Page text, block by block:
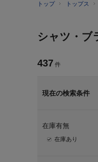
トップ トップス
437 件
現在の検索条件
在庫有無
在庫あり